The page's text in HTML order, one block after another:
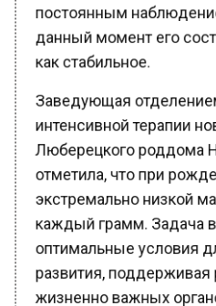
данный момент его
как стабильное.
Заведующая
интенсивной терапии
Люберецкого роддома
отметила, что при
экстремально низкой
каждый грамм. Задача
оптимальные условия
развития, поддерживая
жизненно важных